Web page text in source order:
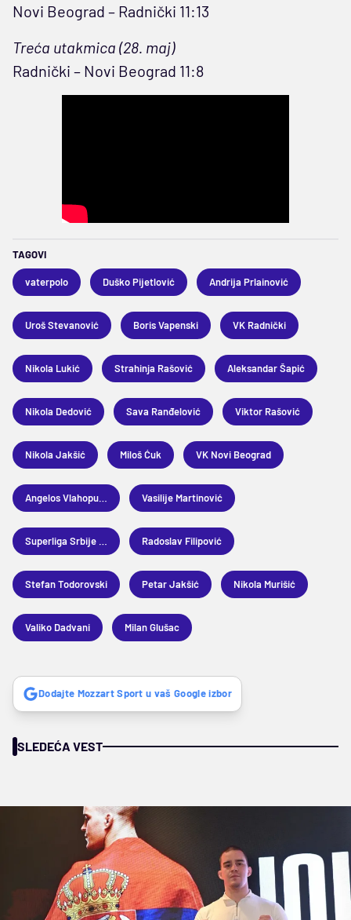
Novi Beograd – Radnički 11:13
Treća utakmica (28. maj)
Radnički – Novi Beograd 11:8
TAGOVI
vaterpolo Duško Pijetlović Andrija Prlainović
Uroš Stevanović Boris Vapenski VK Radnički
Nikola Lukić Strahinja Rašović Aleksandar Šapić
Nikola Dedović Sava Ranđelović Viktor Rašović
Nikola Jakšić Miloš Ćuk VK Novi Beograd
Vasilije Martinović
Radoslav Filipović
Stefan Todorovski Petar Jakšić Nikola Murišić
Valiko Dadvani Milan Glušac
Dodajte Mozzart Sport u vaš Google izbor
SLEDEĆA VEST